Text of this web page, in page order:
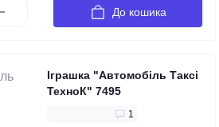
До кошика
Іграшка "Автомобіль Таксі
ТехноК" 7495
1